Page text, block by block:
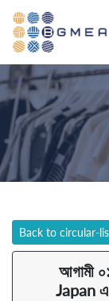
Back to circular-
আগামী
Japan এ